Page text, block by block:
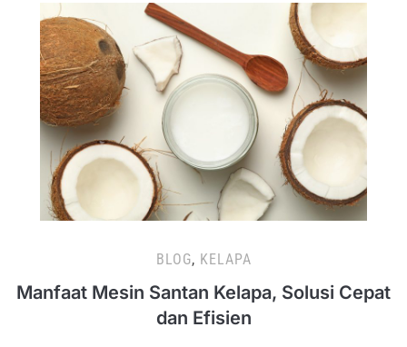
BLOG, KELAPA
Manfaat Mesin Santan Kelapa, Solusi Cepat
dan Efisien